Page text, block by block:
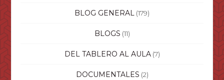
BLOG GENERAL (179)
BLOGS (11)
DEL TABLERO AL AULA(7)
DOCUMENTALES (2)